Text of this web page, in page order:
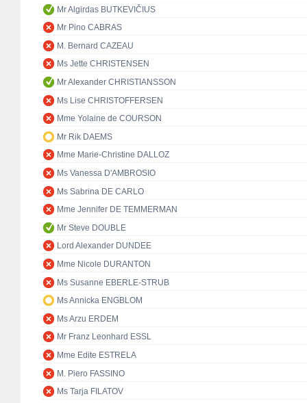
Mr Algirdas BUTKEVIČIUS
Mr Pino CABRAS
M. Bernard CAZEAU
Ms Jette CHRISTENSEN
Mr Alexander CHRISTIANSSON
Ms Lise CHRISTOFFERSEN
Mme Yolaine de COURSON
Mr Rik DAEMS
Mme Marie-Christine DALLOZ
Ms Vanessa D'AMBROSIO
Ms Sabrina DE CARLO
Mme Jennifer DE TEMMERMAN
Mr Steve DOUBLE
Lord Alexander DUNDEE
Mme Nicole DURANTON
Ms Susanne EBERLE-STRUB
Ms Annicka ENGBLOM
Ms Arzu ERDEM
Mr Franz Leonhard ESSL
Mme Edite ESTRELA
M. Piero FASSINO
Ms Tarja FILATOV